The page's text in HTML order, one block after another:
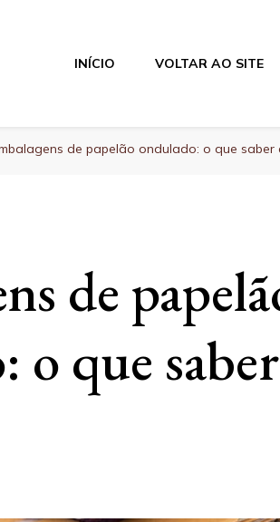
INÍCIO VOLTAR AO SITE
de papelão ondulado: o que saber
de
o que